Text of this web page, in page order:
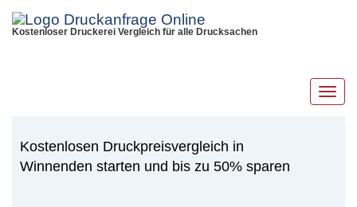
Kostenloser Druckerei Vergleich für alle Drucksachen
Kostenlosen Druckpreisvergleich in
Winnenden starten und bis zu 50% sparen